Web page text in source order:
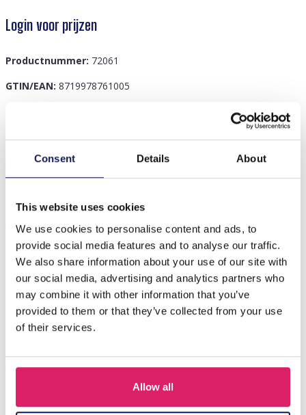
Consent Details About
This website uses cookies
We use cookies to personalise content and ads, to
provide social media features and to analyse our traffic.
We also share information about your use of our site with
our social media, advertising and analytics partners who
may combine it with other information that you’ve
provided to them or that they’ve collected from your use
of their services.
Allow all
Login voor prijzen
Productnummer: 72061
GTIN/EAN: 8719978761005
Beschrijving
S-J3.2 SOCKS2512-251 Paar sokken maat 38-45 BBQ
Anderen kochten ook
Q-D7.2 T2405-016 Knitted Positive Chicken 8.5cm